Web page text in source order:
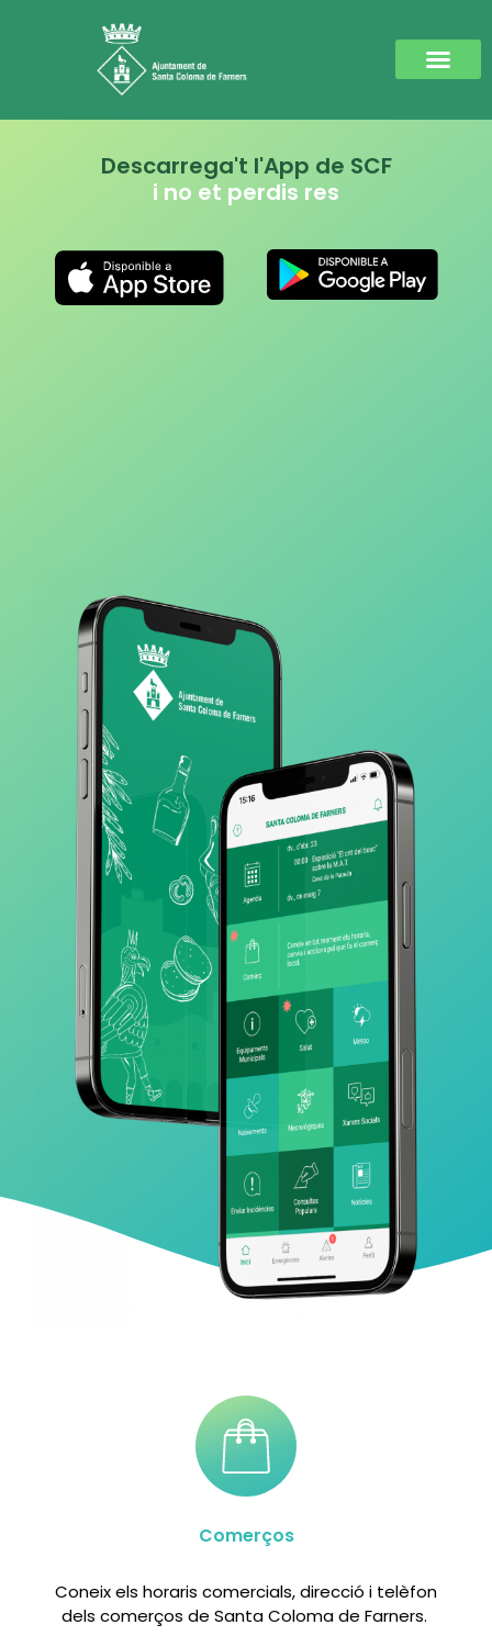
Descarrega't l'App de SCF
i no et perdis res
Comerços
Coneix els horaris comercials, direcció i telèfon
dels comerços de Santa Coloma de Farners.